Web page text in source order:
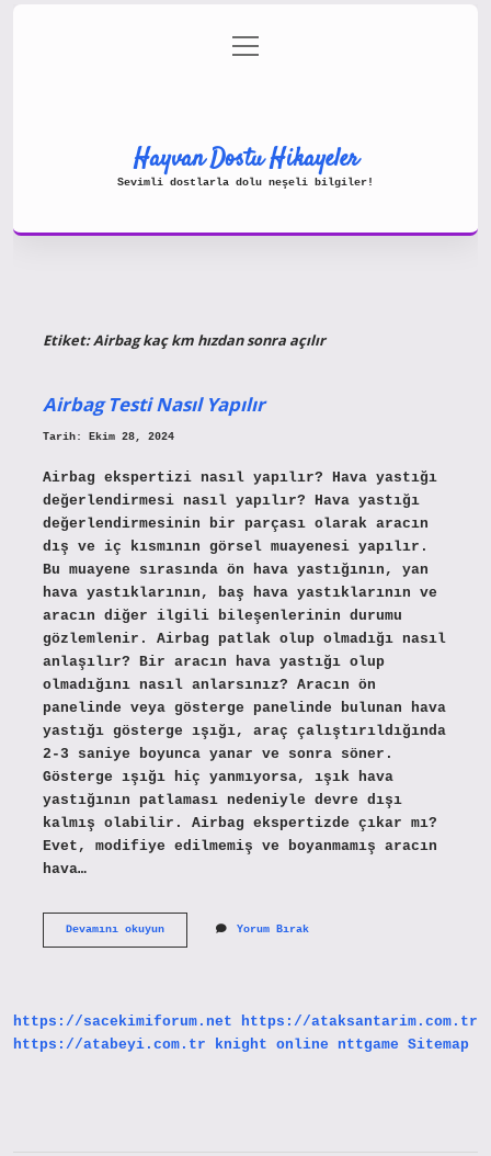
Gizlilik Politikası
menüyü
aç
Hayvan Dostu Hikayeler
Sevimli dostlarla dolu neşeli bilgiler!
Etiket:Airbag kaç km hızdan sonra açılır
Airbag Testi Nasıl Yapılır
Tarih: Ekim 28, 2024
Airbag ekspertizi nasıl yapılır? Hava yastığı
değerlendirmesi nasıl yapılır? Hava yastığı
değerlendirmesinin bir parçası olarak aracın
dış ve iç kısmının görsel muayenesi yapılır.
Bu muayene sırasında ön hava yastığının, yan
hava yastıklarının, baş hava yastıklarının ve
aracın diğer ilgili bileşenlerinin durumu
gözlemlenir. Airbag patlak olup olmadığı nasıl
anlaşılır? Bir aracın hava yastığı olup
olmadığını nasıl anlarsınız? Aracın ön
panelinde veya gösterge panelinde bulunan hava
yastığı gösterge ışığı, araç çalıştırıldığında
2-3 saniye boyunca yanar ve sonra söner.
Gösterge ışığı hiç yanmıyorsa, ışık hava
yastığının patlaması nedeniyle devre dışı
kalmış olabilir. Airbag ekspertizde çıkar mı?
Evet, modifiye edilmemiş ve boyanmamış aracın
hava…
Devamını okuyunAirbag
Yorum Bırak
https://sacekimiforum.net
https://ataksantarim.com.tr
https://atabeyi.com.tr
knight online nttgame Sitemap